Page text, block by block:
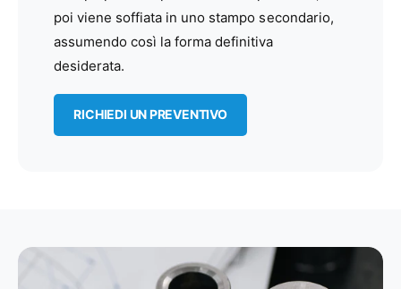
poi viene soffiata in uno stampo secondario,
assumendo così la forma definitiva
desiderata.
RICHIEDI UN PREVENTIVO